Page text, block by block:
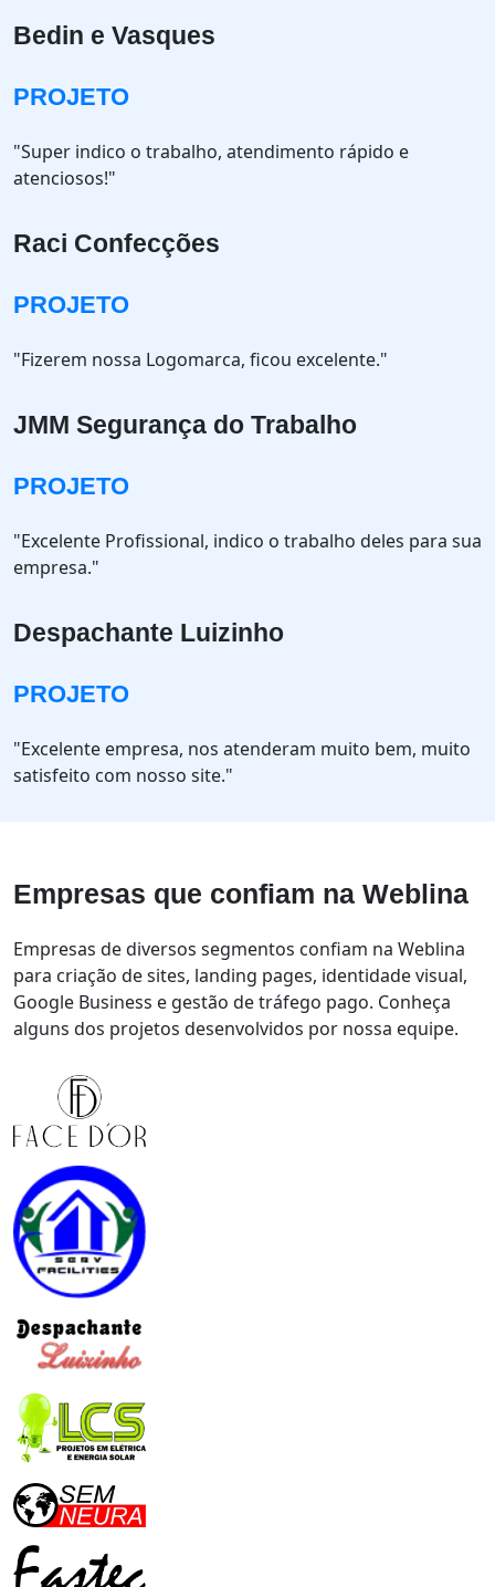
Bedin e Vasques
PROJETO
"Super indico o trabalho, atendimento rápido e
atenciosos!"
Raci Confecções
PROJETO
"Fizerem nossa Logomarca, ficou excelente."
JMM Segurança do Trabalho
PROJETO
"Excelente Profissional, indico o trabalho deles para sua
empresa."
Despachante Luizinho
PROJETO
"Excelente empresa, nos atenderam muito bem, muito
satisfeito com nosso site."
Empresas que confiam na Weblina
Empresas de diversos segmentos confiam na Weblina
para criação de sites, landing pages, identidade visual,
Google Business e gestão de tráfego pago. Conheça
alguns dos projetos desenvolvidos por nossa equipe.
Face Dor Landing Page e Google Ads
LCS Elétricas Desenvolvimento do Website
Sem Neura Logomarca e Portal de Notícias